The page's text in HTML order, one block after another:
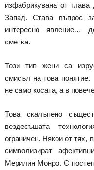
изфабрикувана от
Запад. Става въпрос
интересно явление…
сметка.
Този тип жени са
смисъл на това
не само косата, а в
Това скалъпено
вездесъщата
ограничен. Някои от тях,
символизират
Мерилин Монро. С